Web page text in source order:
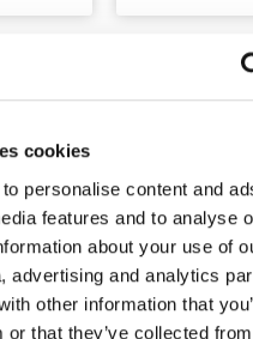
cookies
personalise content and
features and to analyse
about your use of
advertising and analytics
other information that
or that they’ve collected